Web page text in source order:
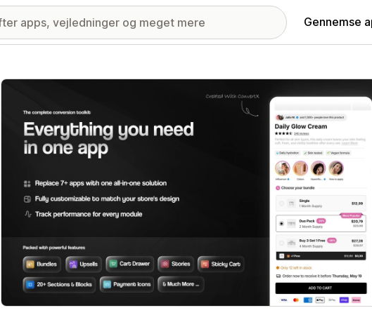
Gennemse
Galleri med udvalgte billeder